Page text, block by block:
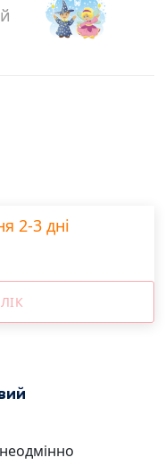
2-3 дні